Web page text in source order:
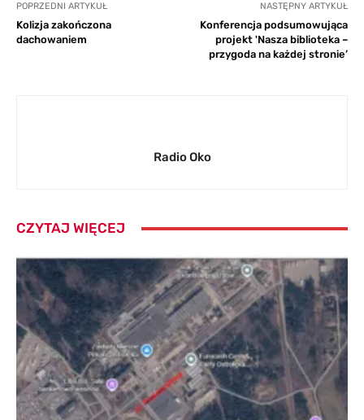
POPRZEDNI ARTYKUŁ
Kolizja zakończona
dachowaniem
NASTĘPNY ARTYKUŁ
Konferencja podsumowująca
projekt 'Nasza biblioteka –
przygoda na każdej stronie’
Radio Oko
CZYTAJ WIĘCEJ